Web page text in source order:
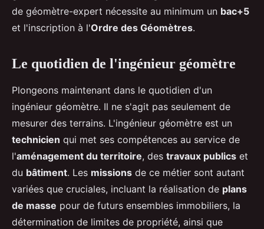
de géomètre-expert nécessite au minimum un bac+5
et l'inscription à l'Ordre des Géomètres.
Le quotidien de l'ingénieur géomètre
Plongeons maintenant dans le quotidien d'un
ingénieur géomètre. Il ne s'agit pas seulement de
mesurer des terrains. L'ingénieur géomètre est un
technicien qui met ses compétences au service de
l'aménagement du territoire, des travaux publics et
du bâtiment. Les missions de ce métier sont autant
variées que cruciales, incluant la réalisation de plans
de masse pour de futurs ensembles immobiliers, la
détermination de limites de propriété, ainsi que